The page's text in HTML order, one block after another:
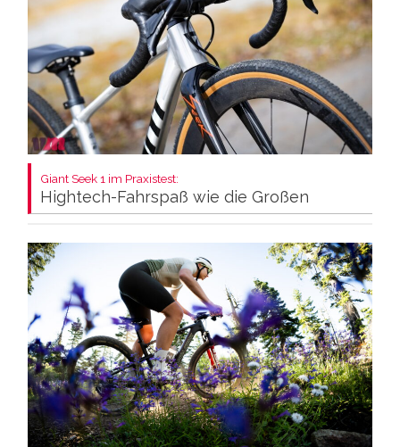
Giant Seek 1 im Praxistest:
Hightech-Fahrspaß wie die Großen